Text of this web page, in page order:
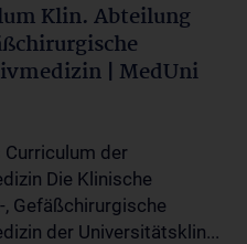
Klin. Abteilung
| MedUni
der
Die Klinische
Gefäßchirurgische
der Universitätsklin...